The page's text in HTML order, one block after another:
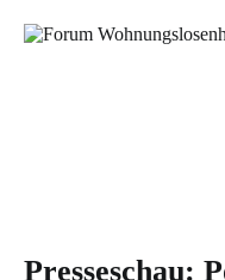
Inhalt
UNCATEGORIZED
Presseschau: